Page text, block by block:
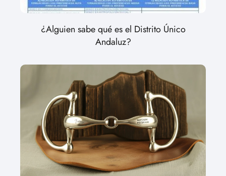
¿Alguien sabe qué es el Distrito Único
Andaluz?